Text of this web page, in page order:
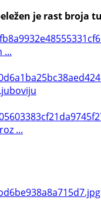
je rast
...
...